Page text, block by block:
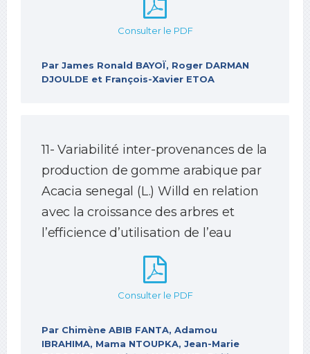
Consulter le PDF
Par James Ronald BAYOÏ, Roger DARMAN
DJOULDE et François-Xavier ETOA
11- Variabilité inter-provenances de la
production de gomme arabique par
Acacia senegal (L.) Willd en relation
avec la croissance des arbres et
l’efficience d’utilisation de l’eau
Consulter le PDF
Par Chimène ABIB FANTA, Adamou
IBRAHIMA, Mama NTOUPKA, Jean-Marie